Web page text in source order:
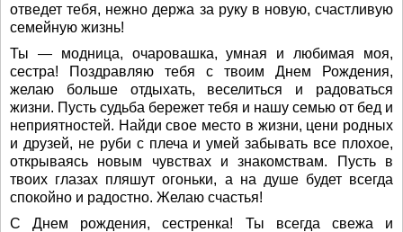
отведет тебя, нежно держа за руку в новую, счастливую
семейную жизнь!
Ты — модница, очаровашка, умная и любимая моя,
сестра! Поздравляю тебя с твоим Днем Рождения,
желаю больше отдыхать, веселиться и радоваться
жизни. Пусть судьба бережет тебя и нашу семью от бед и
неприятностей. Найди свое место в жизни, цени родных
и друзей, не руби с плеча и умей забывать все плохое,
открываясь новым чувствах и знакомствам. Пусть в
твоих глазах пляшут огоньки, а на душе будет всегда
спокойно и радостно. Желаю счастья!
С Днем рождения, сестренка! Ты всегда свежа и